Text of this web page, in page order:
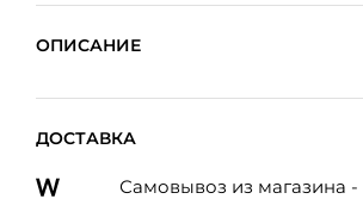
ОПИСАНИЕ
ДОСТАВКА
Самовывоз из магазина -